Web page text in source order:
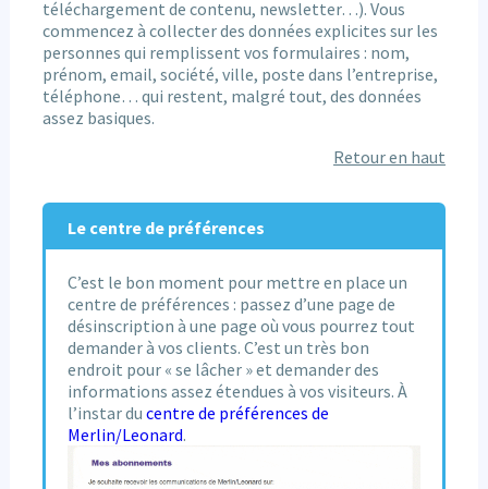
téléchargement de contenu, newsletter…). Vous
commencez à collecter des données explicites sur les
personnes qui remplissent vos formulaires : nom,
prénom, email, société, ville, poste dans l’entreprise,
téléphone… qui restent, malgré tout, des données
assez basiques.
Retour en haut
Le centre de préférences
C’est le bon moment pour mettre en place un
centre de préférences : passez d’une page de
désinscription à une page où vous pourrez tout
demander à vos clients. C’est un très bon
endroit pour « se lâcher » et demander des
informations assez étendues à vos visiteurs. À
l’instar du centre de préférences de
Merlin/Leonard.